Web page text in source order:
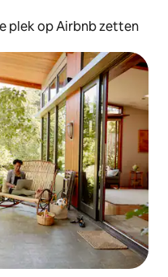
plek op Airbnb zetten